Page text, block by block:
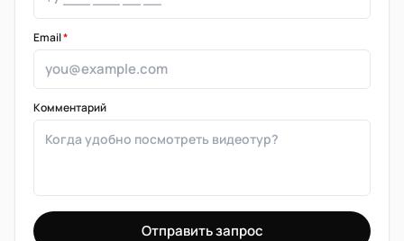
Email*
Комментарий
Отправить запрос